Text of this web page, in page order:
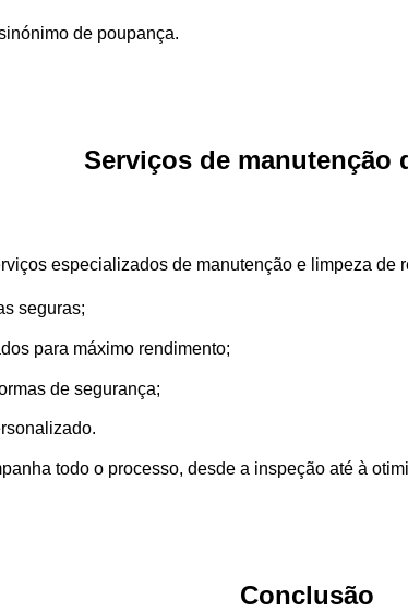
de poupança.
Serviços de manutenção
especializados de manutenção e limpeza de
seguras;
para máximo rendimento;
de segurança;
todo o processo, desde a inspeção até à
Conclusão